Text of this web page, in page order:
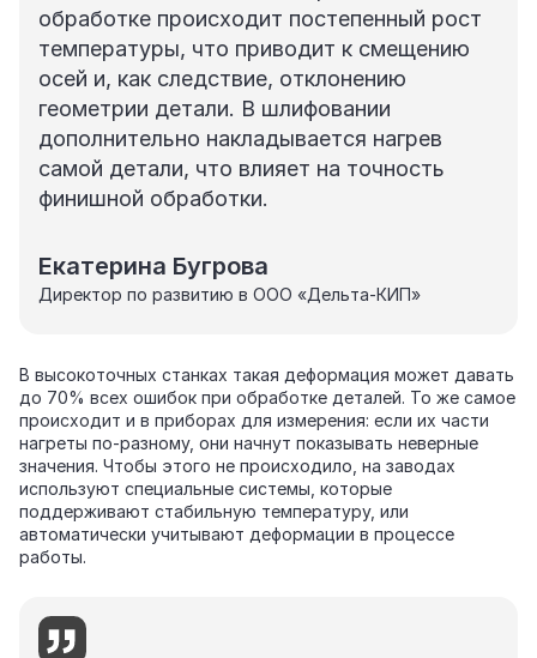
обработке происходит постепенный рост
температуры, что приводит к смещению
осей и, как следствие, отклонению
геометрии детали. В шлифовании
дополнительно накладывается нагрев
самой детали, что влияет на точность
финишной обработки.
Екатерина Бугрова
Директор по развитию в ООО «Дельта-КИП»
В высокоточных станках такая деформация может давать
до 70% всех ошибок при обработке деталей. То же самое
происходит и в приборах для измерения: если их части
нагреты по‑разному, они начнут показывать неверные
значения. Чтобы этого не происходило, на заводах
используют специальные системы, которые
поддерживают стабильную температуру, или
автоматически учитывают деформации в процессе
работы.